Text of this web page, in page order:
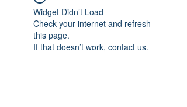
Widget Didn’t Load
Check your internet and refresh
this page.
If that doesn’t work, contact us.